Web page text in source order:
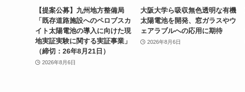
【提案公募】九州地方整備局
「既存道路施設へのペロブスカ
イト太陽電池の導入に向けた現
地実証実験に関する実証事業」
（締切：26年8月21日）
2026年8月6日
大阪大学ら吸収無色透明な有機
太陽電池を開発、窓ガラスやウ
ェアラブルへの応用に期待
2026年8月6日